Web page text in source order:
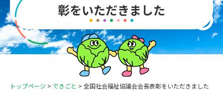
彰をいただきました
トップページ > できごと > 全国社会福祉協議会会長表彰をいただきました